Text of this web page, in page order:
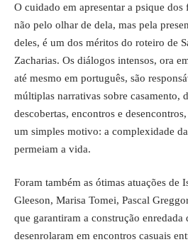
O cuidado em apresentar a psique
não pelo olhar de dela, mas pela
deles, é um dos méritos do roteiro de
Zacharias. Os diálogos intensos, ora
até mesmo em português, são
múltiplas narrativas sobre casamento,
descobertas, encontros e
um simples motivo: a complexidade
permeiam a vida.
Foram também as ótimas atuações de
Gleeson, Marisa Tomei, Pascal
que garantiram a construção enredada
desenrolaram em encontros casuais